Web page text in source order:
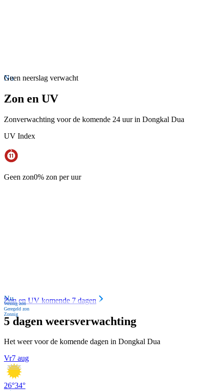
Nu
Geen neerslag verwacht
Zon en UV
Zonverwachting voor de komende 24 uur in Dongkal Dua
UV Index
Geen zon0% zon per uur
Nu
Weinig zon
Geregeld zon
Zonnig
Zon en UV komende 7 dagen
5 dagen weersverwachting
Het weer voor de komende dagen in Dongkal Dua
Vr7 aug
26°34°